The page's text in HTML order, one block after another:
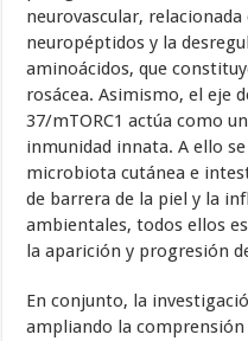
neurovascular,
neuropéptidos y la
aminoácidos, que
rosácea. Asimismo, el eje
37/mTORC1 actúa como
inmunidad innata. A ello
microbiota cutánea e
de barrera de la piel y la
ambientales, todos ellos
la aparición y progresión
En conjunto, la
ampliando la comprensión